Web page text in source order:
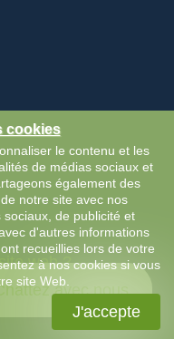
web ?
plus de valeur
avec nous
cookies
le contenu et les
de médias sociaux et
également des
notre site avec nos
de publicité et
d'autres informations
recueillies lors de votre
à nos cookies si vous
site Web.
J'accepte